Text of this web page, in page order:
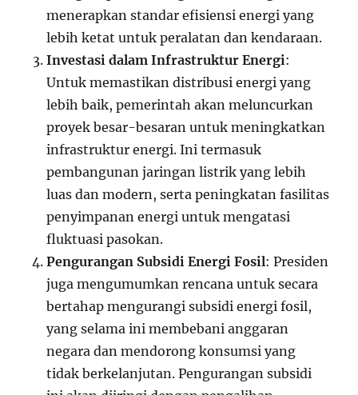
menerapkan standar efisiensi energi yang
lebih ketat untuk peralatan dan kendaraan.
Investasi dalam Infrastruktur Energi:
Untuk memastikan distribusi energi yang
lebih baik, pemerintah akan meluncurkan
proyek besar-besaran untuk meningkatkan
infrastruktur energi. Ini termasuk
pembangunan jaringan listrik yang lebih
luas dan modern, serta peningkatan fasilitas
penyimpanan energi untuk mengatasi
fluktuasi pasokan.
Pengurangan Subsidi Energi Fosil: Presiden
juga mengumumkan rencana untuk secara
bertahap mengurangi subsidi energi fosil,
yang selama ini membebani anggaran
negara dan mendorong konsumsi yang
tidak berkelanjutan. Pengurangan subsidi